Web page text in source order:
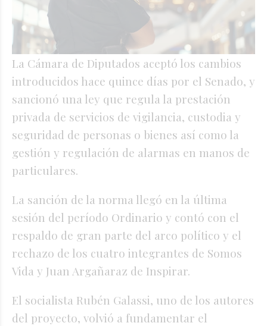
La Cámara de Diputados aceptó los cambios
introducidos hace quince días por el Senado, y
sancionó una ley que regula la prestación
privada de servicios de vigilancia, custodia y
seguridad de personas o bienes así como la
gestión y regulación de alarmas en manos de
particulares.
La sanción de la norma llegó en la última
sesión del período Ordinario y contó con el
respaldo de gran parte del arco político y el
rechazo de los cuatro integrantes de Somos
Vida y Juan Argañaraz de Inspirar.
El socialista Rubén Galassi, uno de los autores
del proyecto, volvió a fundamentar el